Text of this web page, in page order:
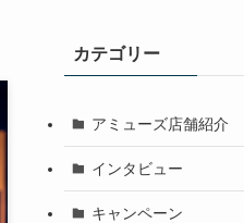
カテゴリー
アミューズ店舗紹介
インタビュー
キャンペーン